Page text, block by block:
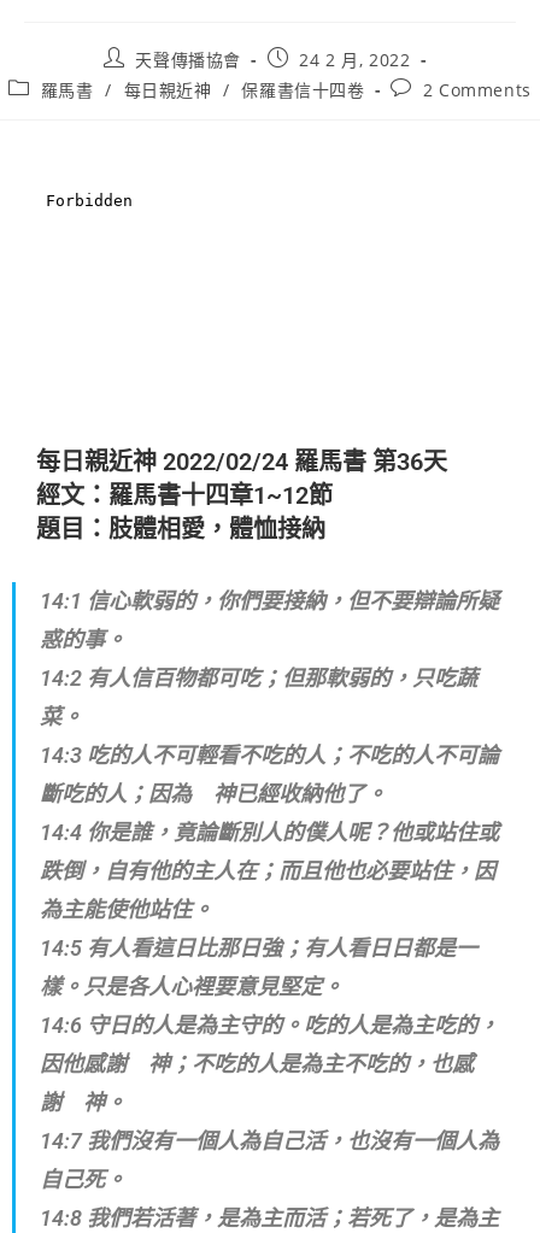
天聲傳播協會
24 2 月, 2022
羅馬書 / 每日親近神 / 保羅書信十四卷 2 Comments
每日親近神 2022/02/24 羅馬書 第36天
經文：羅馬書十四章1~12節
題目：肢體相愛，體恤接納
14:1 信心軟弱的，你們要接納，但不要辯論所疑
惑的事。
14:2 有人信百物都可吃；但那軟弱的，只吃蔬
菜。
14:3 吃的人不可輕看不吃的人；不吃的人不可論
斷吃的人；因為 神已經收納他了。
14:4 你是誰，竟論斷別人的僕人呢？他或站住或
跌倒，自有他的主人在；而且他也必要站住，因
為主能使他站住。
14:5 有人看這日比那日強；有人看日日都是一
樣。只是各人心裡要意見堅定。
14:6 守日的人是為主守的。吃的人是為主吃的，
因他感謝 神；不吃的人是為主不吃的，也感
謝 神。
14:7 我們沒有一個人為自己活，也沒有一個人為
自己死。
14:8 我們若活著，是為主而活；若死了，是為主